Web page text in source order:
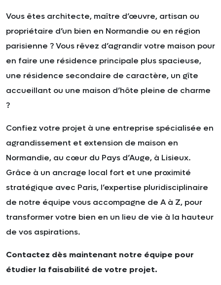
Vous êtes architecte, maître d’œuvre, artisan ou
propriétaire d’un bien en Normandie ou en région
parisienne ? Vous rêvez d’agrandir votre maison pour
en faire une résidence principale plus spacieuse,
une résidence secondaire de caractère, un gîte
accueillant ou une maison d’hôte pleine de charme
?
Confiez votre projet à une entreprise spécialisée en
agrandissement et extension de maison en
Normandie, au cœur du Pays d’Auge, à Lisieux.
Grâce à un ancrage local fort et une proximité
stratégique avec Paris, l’expertise pluridisciplinaire
de notre équipe vous accompagne de A à Z, pour
transformer votre bien en un lieu de vie à la hauteur
de vos aspirations.
Contactez dès maintenant notre équipe pour
étudier la faisabilité de votre projet.